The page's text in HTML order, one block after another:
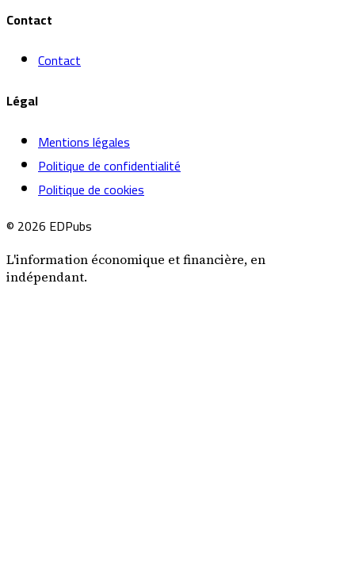
Contact
Contact
Légal
Mentions légales
Politique de confidentialité
Politique de cookies
© 2026 EDPubs
L'information économique et financière, en
indépendant.